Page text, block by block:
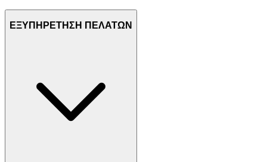
ΕΞΥΠΗΡΕΤΗΣΗ ΠΕΛΑΤΩΝ